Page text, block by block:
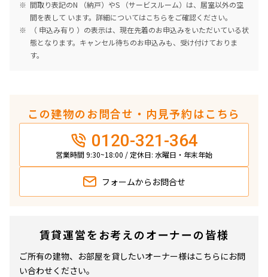
間取り表記のN （納戸）やS （サービスルーム）は、居室以外の空
間を表して います。詳細についてはこちらをご確認ください。
（ 申込み有り ）の表示は、現在先着のお申込みをいただいている状
態となります。キャンセル待ちのお申込みも、受け付けておりま
す。
この建物のお問合せ・内見予約はこちら
0120-321-364
営業時間 9:30~18:00 / 定休日: 水曜日・年末年始
フォームから お問合せ
賃貸運営をお考えのオーナーの皆様
ご所有の建物、お部屋を貸したいオーナー様はこちらにお問
い合わせください。